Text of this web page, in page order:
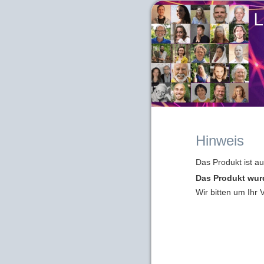
Hinweis
Das Produkt ist
Das Produkt
Wir bitten um Ihr